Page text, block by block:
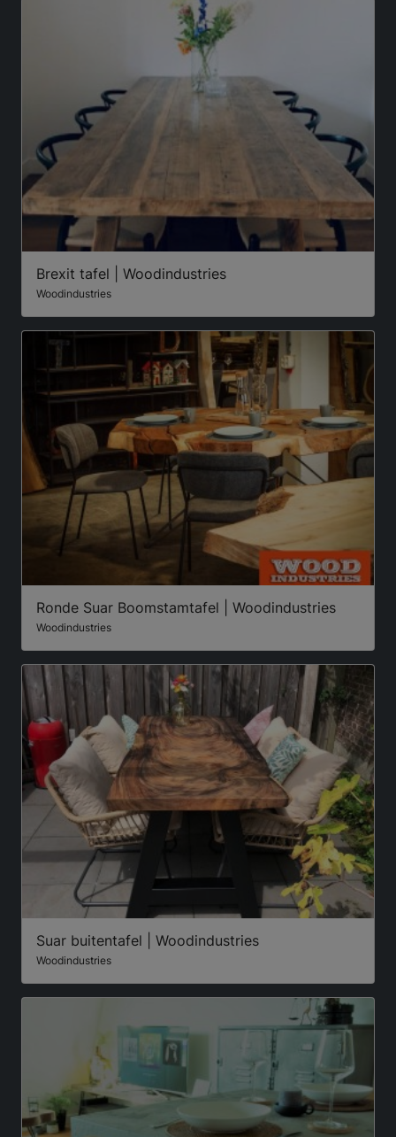
Brexit tafel | Woodindustries
Woodindustries
Ronde Suar Boomstamtafel | Woodindustries
Woodindustries
Suar buitentafel | Woodindustries
Woodindustries